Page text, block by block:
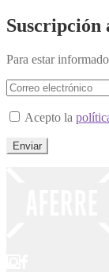
Suscripción
Para estar
Acepto la